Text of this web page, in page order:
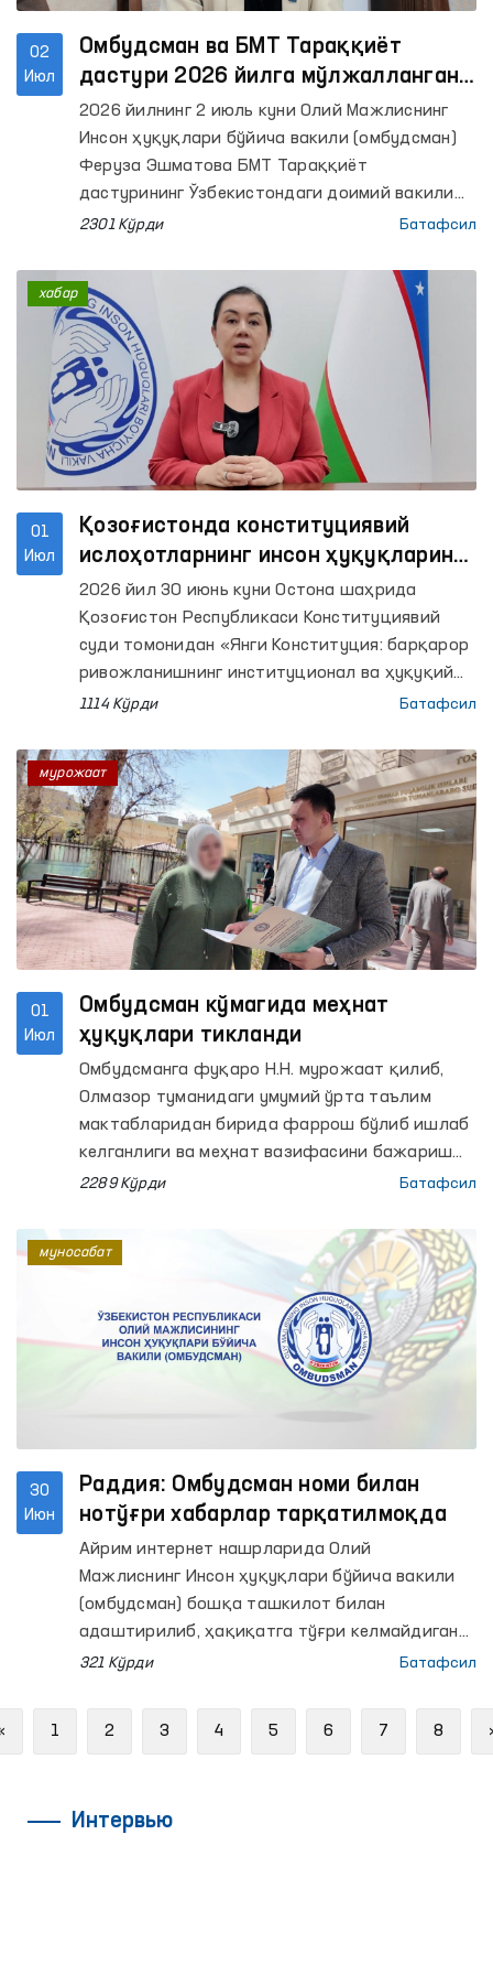
олимлар ҳамда оммавий ахборот воситалари
вакиллари ҳам иштирок этди.
02
Июл
Омбудсман ва БМТ Тараққиёт
дастури 2026 йилга мўлжалланган
қўшма иш режасини муҳокама
қилди
2026 йилнинг 2 июль куни Олий Мажлиснинг
Инсон ҳуқуқлари бўйича вакили (омбудсман)
Феруза Эшматова БМТ Тараққиёт
дастурининг Ўзбекистондаги доимий вакили
Акико Фужии ва унинг ўринбосари билан
2301 Кўрди Батафсил
01
Июл
Қозоғистонда конституциявий
ислоҳотларнинг инсон ҳуқуқларини
таъминлашдаги аҳамияти муҳокама
қилинди
2026 йил 30 июнь куни Остона шаҳрида
Қозоғистон Республикаси Конституциявий
суди томонидан «Янги Конституция: барқарор
ривожланишнинг институционал ва ҳуқуқий
асоси» мавзусида халқаро илмий-амалий
1114 Кўрди Батафсил
хабар
01
Июл
Омбудсман кўмагида меҳнат
ҳуқуқлари тикланди
Омбудсманга фуқаро Н.Н. мурожаат қилиб,
Олмазор туманидаги умумий ўрта таълим
мактабларидан бирида фаррош бўлиб ишлаб
келганлиги ва меҳнат вазифасини бажариш
чоғида соғлиғига зарар етганлиги, бироқ
унга қонунчиликда белгиланган тартибда
компенсация қилиб берилмаганлигидан
норозилик билдирган.
2289 Кўрди Батафсил
мурожаат
30
Июн
Раддия: Омбудсман номи билан
нотўғри хабарлар тарқатилмоқда
Айрим интернет нашрларида Олий
Мажлиснинг Инсон ҳуқуқлари бўйича вакили
(омбудсман) бошқа ташкилот билан
адаштирилиб, ҳақиқатга тўғри келмайдиган
хабарлар тарқатилди.
321 Кўрди Батафсил
муносабат
Previous
1 2 3 4 5 6 7 8
Интервью